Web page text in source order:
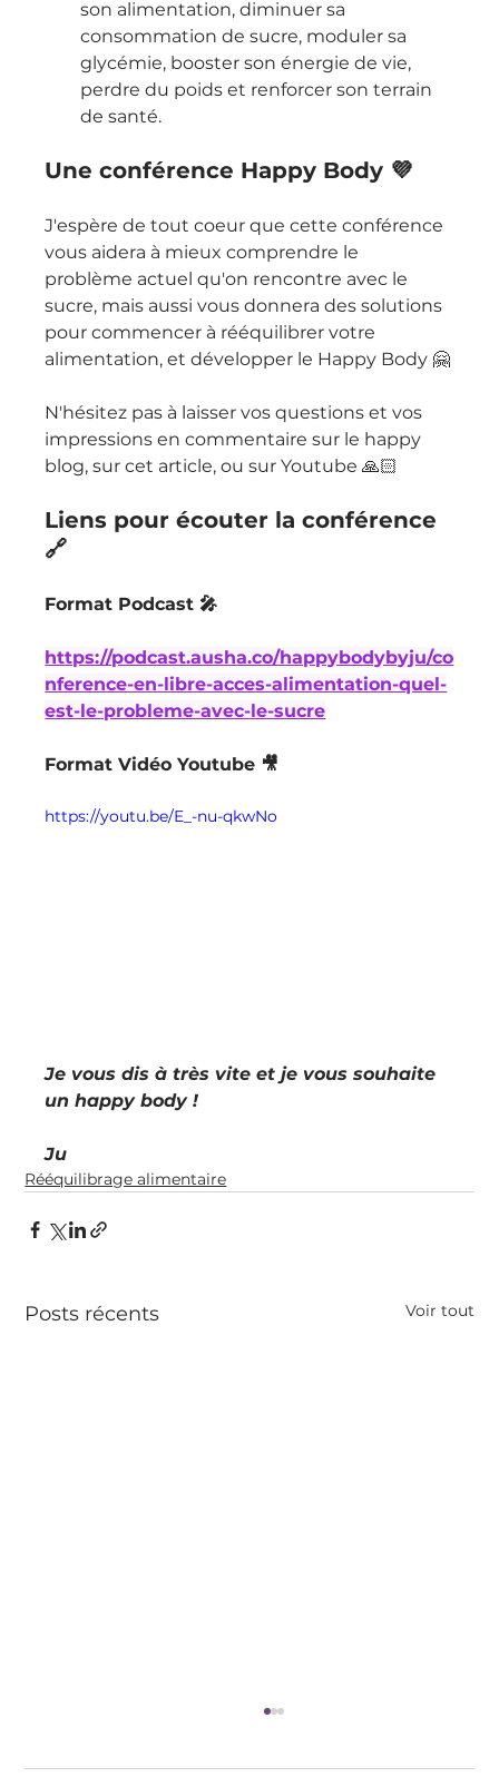
son alimentation, diminuer sa
consommation de sucre, moduler sa
glycémie, booster son énergie de vie,
perdre du poids et renforcer son terrain
de santé.
Une conférence Happy Body 💜
J'espère de tout coeur que cette conférence
vous aidera à mieux comprendre le
problème actuel qu'on rencontre avec le
sucre, mais aussi vous donnera des solutions
pour commencer à rééquilibrer votre
alimentation, et développer le Happy Body 🤗
N'hésitez pas à laisser vos questions et vos
impressions en commentaire sur le happy
blog, sur cet article, ou sur Youtube 🙏🏻
Liens pour écouter la conférence
🔗
Format Podcast 🎤
https://podcast.ausha.co/happybodybyju/co
nference-en-libre-acces-alimentation-quel-
est-le-probleme-avec-le-sucre
Format Vidéo Youtube 🎥
https://youtu.be/E_-nu-qkwNo
Je vous dis à très vite et je vous souhaite
un happy body !
Ju
Rééquilibrage alimentaire
Posts récents Voir tout